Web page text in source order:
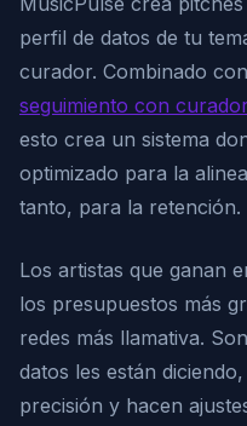
perfil de datos de tu
curador. Combinado
seguimiento con
esto crea un sistema
optimizado para la
tanto, para la retención.
Los artistas que ganan
los presupuestos más
redes más llamativa.
datos les están
precisión y hacen